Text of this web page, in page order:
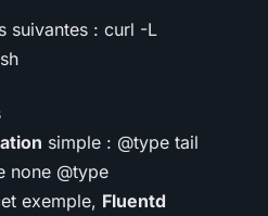
suivantes : curl -L
simple : @type tail
none @type
exemple, Fluentd